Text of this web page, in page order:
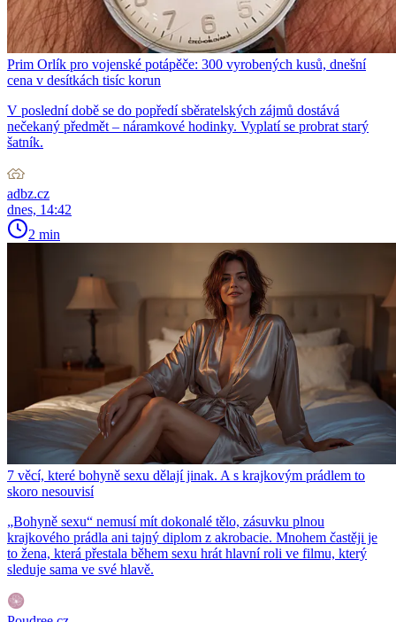
Prim Orlík pro vojenské potápěče: 300 vyrobených kusů, dnešní
cena v desítkách tisíc korun
V poslední době se do popředí sběratelských zájmů dostává
nečekaný předmět – náramkové hodinky. Vyplatí se probrat starý
šatník.
adbz.cz
dnes, 14:42
2 min
7 věcí, které bohyně sexu dělají jinak. A s krajkovým prádlem to
skoro nesouvisí
„Bohyně sexu“ nemusí mít dokonalé tělo, zásuvku plnou
krajkového prádla ani tajný diplom z akrobacie. Mnohem častěji je
to žena, která přestala během sexu hrát hlavní roli ve filmu, který
sleduje sama ve své hlavě.